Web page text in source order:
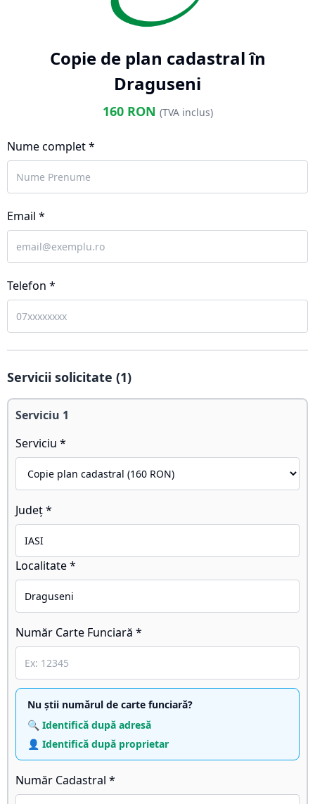
Copie de plan cadastral în
Draguseni
160RON (TVA inclus)
Nume complet *
Email *
Telefon *
Servicii solicitate (1)
Serviciu 1
Serviciu *
Județ *
Localitate *
Număr Carte Funciară *
Nu știi numărul de carte funciară?
🔍 Identifică după adresă
👤 Identifică după proprietar
Număr Cadastral *